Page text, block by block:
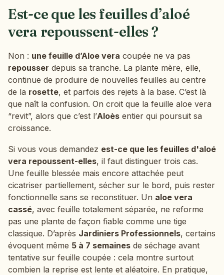
Est-ce que les feuilles d’aloé
vera repoussent-elles ?
Non : une feuille d’Aloe vera coupée ne va pas
repousser depuis sa tranche. La plante mère, elle,
continue de produire de nouvelles feuilles au centre
de la rosette, et parfois des rejets à la base. C’est là
que naît la confusion. On croit que la feuille aloe vera
“revit”, alors que c’est l’Aloès entier qui poursuit sa
croissance.
Si vous vous demandez est-ce que les feuilles d'aloé
vera repoussent-elles, il faut distinguer trois cas.
Une feuille blessée mais encore attachée peut
cicatriser partiellement, sécher sur le bord, puis rester
fonctionnelle sans se reconstituer. Un aloe vera
cassé, avec feuille totalement séparée, ne reforme
pas une plante de façon fiable comme une tige
classique. D’après Jardiniers Professionnels, certains
évoquent même 5 à 7 semaines de séchage avant
tentative sur feuille coupée : cela montre surtout
combien la reprise est lente et aléatoire. En pratique,